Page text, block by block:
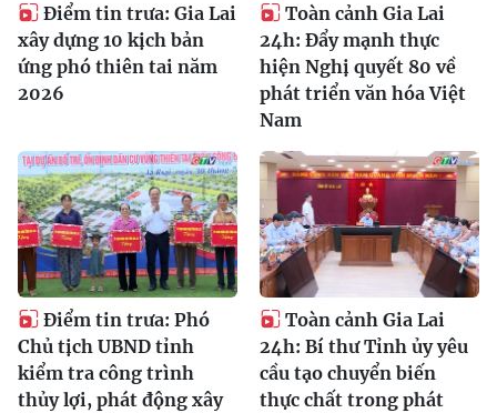
Điểm tin trưa: Gia Lai
xây dựng 10 kịch bản
ứng phó thiên tai năm
2026
Toàn cảnh Gia Lai
24h: Đẩy mạnh thực
hiện Nghị quyết 80 về
phát triển văn hóa Việt
Nam
Điểm tin trưa: Phó
Chủ tịch UBND tỉnh
kiểm tra công trình
thủy lợi, phát động xây
Toàn cảnh Gia Lai
24h: Bí thư Tỉnh ủy yêu
cầu tạo chuyển biến
thực chất trong phát